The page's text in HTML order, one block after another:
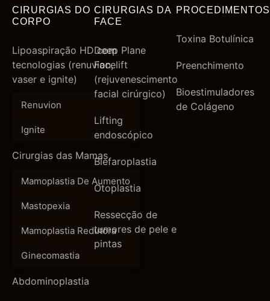
CIRURGIAS DO
CORPO
Lipoaspiração HD com
tecnologias (renuvion,
vaser e ignite)
Renuvion
Ignite
Cirurgias das Mamas
Mamoplastia De Aumento
Mastopexia
Mamoplastia Redutora
Ginecomastia
Abdominoplastia
CIRURGIAS DA
FACE
Deep Plane
Facelift
(rejuvenescimento
facial cirúrgico)
Lifting
endoscópico
Blefaroplastia
Otoplastia
Ressecção de
tumores de pele e
pintas
PROCEDIMENTOS
Toxina Botulínica
Preenchimento
Bioestimuladores
de Colágeno